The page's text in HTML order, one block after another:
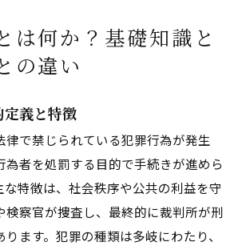
する法令の動向などについて
するよくある質問
は何か？基礎知識と
の違い
義と特徴
律で禁じられている犯罪行為が発生
為者を処罰する目的で手続きが進めら
な特徴は、社会秩序や公共の利益を守
検察官が捜査し、最終的に裁判所が刑
ます。犯罪の種類は多岐にわたり、